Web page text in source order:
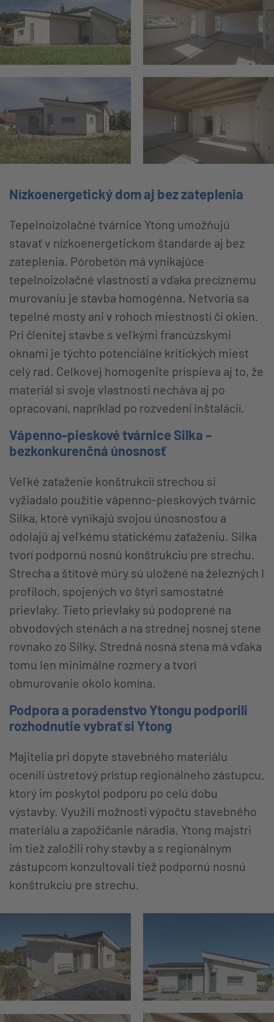
Nízkoenergetický dom aj bez zateplenia
Tepelnoizolačné tvárnice Ytong umožňujú
stavať v nízkoenergetickom štandarde aj bez
zateplenia. Pórobetón má vynikajúce
tepelnoizolačné vlastnosti a vďaka precíznemu
murovaniu je stavba homogénna. Netvoria sa
tepelné mosty ani v rohoch miestností či okien.
Pri členitej stavbe s veľkými francúzskymi
oknami je týchto potenciálne kritických miest
celý rad. Celkovej homogenite prispieva aj to, že
materiál si svoje vlastnosti necháva aj po
opracovaní, napríklad po rozvedení inštalácií.
Vápenno-pieskové tvárnice Silka –
bezkonkurenčná únosnosť
Veľké zaťaženie konštrukcií strechou si
vyžiadalo použitie vápenno-pieskových tvárnic
Silka, ktoré vynikajú svojou únosnosťou a
odolajú aj veľkému statickému zaťaženiu. Silka
tvorí podpornú nosnú konštrukciu pre strechu.
Strecha a štítové múry sú uložené na železných I
profiloch, spojených vo štyri samostatné
prievlaky. Tieto prievlaky sú podoprené na
obvodových stenách a na strednej nosnej stene
rovnako zo Silky. Stredná nosná stena má vďaka
tomu len minimálne rozmery a tvorí
obmurovanie okolo komína.
Podpora a poradenstvo Ytongu podporili
rozhodnutie vybrať si Ytong
Majitelia pri dopyte stavebného materiálu
ocenili ústretový prístup regionálneho zástupcu,
ktorý im poskytol podporu po celú dobu
výstavby. Využili možnosti výpočtu stavebného
materiálu a zapožičanie náradia. Ytong majstri
im tiež založili rohy stavby a s regionálnym
zástupcom konzultovali tiež podpornú nosnú
konštrukciu pre strechu.